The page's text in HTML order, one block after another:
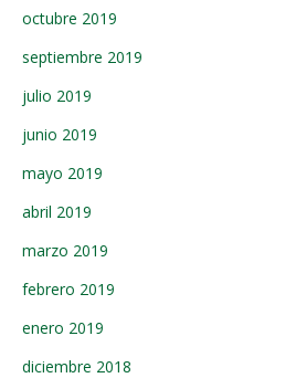
octubre 2019
septiembre 2019
julio 2019
junio 2019
mayo 2019
abril 2019
marzo 2019
febrero 2019
enero 2019
diciembre 2018